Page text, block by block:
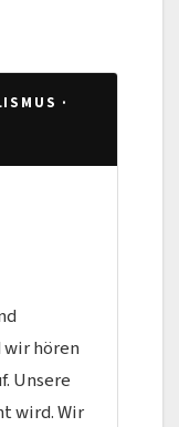
·
hören
Unsere
wird. Wir